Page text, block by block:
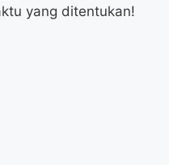
yang ditentukan!